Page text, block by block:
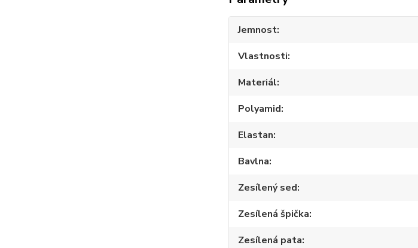
Jemnost
Vlastnosti
Materiál
Polyamid
Elastan
Bavlna
Zesílený sed
Zesílená špička
Zesílená pata